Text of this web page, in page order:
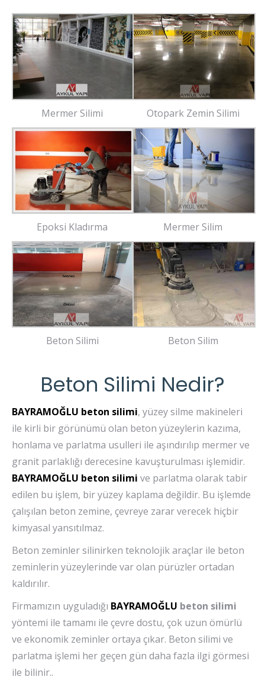
Mermer Silimi Otopark Zemin Silimi
Epoksi Kladırma Mermer Silim
Beton Silimi Beton Silim
Beton Silimi Nedir?
BAYRAMOĞLU beton silimi, yüzey silme makineleri
ile kirli bir görünümü olan beton yüzeylerin kazıma,
honlama ve parlatma usulleri ile aşındırılıp mermer ve
granit parlaklığı derecesine kavuşturulması işlemidir.
BAYRAMOĞLU beton silimi ve parlatma olarak tabir
edilen bu işlem, bir yüzey kaplama değildir. Bu işlemde
çalışılan beton zemine, çevreye zarar verecek hiçbir
kimyasal yansıtılmaz.
Beton zeminler silinirken teknolojik araçlar ile beton
zeminlerin yüzeylerinde var olan pürüzler ortadan
kaldırılır.
Firmamızın uyguladığı BAYRAMOĞLU beton silimi
yöntemi ile tamamı ile çevre dostu, çok uzun ömürlü
ve ekonomik zeminler ortaya çıkar. Beton silimi ve
parlatma işlemi her geçen gün daha fazla ilgi görmesi
ile bilinir..